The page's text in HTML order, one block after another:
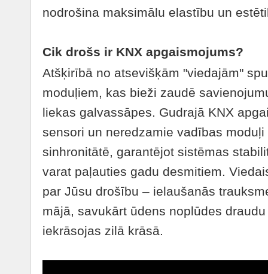
nodrošina maksimālu elastību un
Cik drošs ir KNX apgaismojums?
Atšķirībā no atsevišķām "viedajām"
moduļiem, kas bieži zaudē
liekas galvassāpes. Gudrajā KNX
sensori un neredzamie vadības
sinhronitātē, garantējot sistēmas
varat paļauties gadu desmitiem.
par Jūsu drošību – ielaušanās
mājā, savukārt ūdens noplūdes
iekrāsojas zilā krāsā.